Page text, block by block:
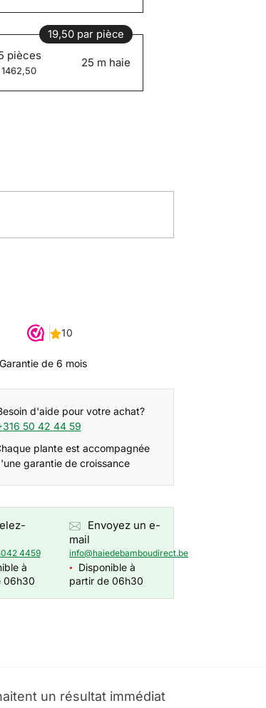
19,50 par pièce
pièces
25 m haie
Garantie de 6 mois
d'aide pour votre achat?
50 42 44 59
plante est accompagnée
garantie de croissance
4459
à
06h30
Envoyez un e-
mail
info@haiedebamboudirect.be
●
Disponible à
partir de 06h30
un résultat immédiat